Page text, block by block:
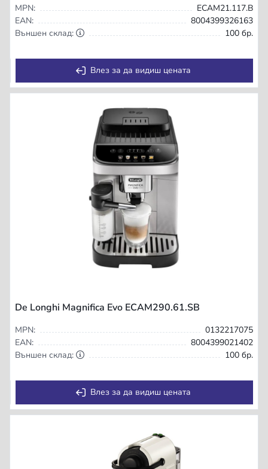
MPN:
ECAM21.117.B
EAN:
8004399326163
Външен склад:
100 бр.
Влез за да видиш цената
De Longhi Magnifica Evo ECAM290.61.SB
MPN:
0132217075
EAN:
8004399021402
Външен склад:
100 бр.
Влез за да видиш цената